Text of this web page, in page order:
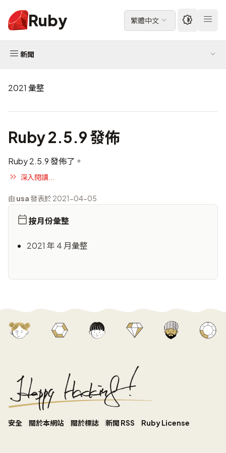
Ruby 繁體中文
新聞
2021 彙整
Ruby 2.5.9 發佈
Ruby 2.5.9 發佈了。
深入閱讀...
由 usa發表於 2021-04-05
按月份彙整
2021 年 4 月彙整
安全 關於本網站 關於標誌 新聞 RSS Ruby License